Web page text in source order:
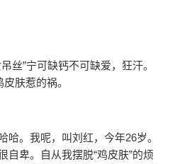
丝”宁可缺钙不可缺爱，狂汗。
肤惹的祸。
哈。我呢，叫刘红，今年26岁。
自卑。自从我摆脱“鸡皮肤”的烦